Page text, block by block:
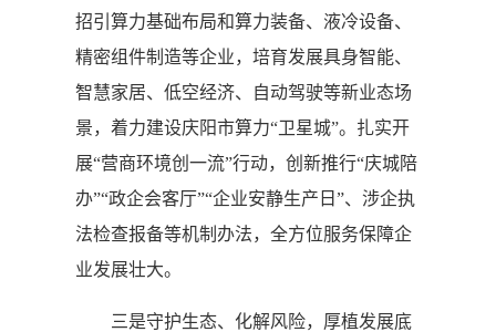
招引算力基础布局和算力装备、液冷设备、
精密组件制造等企业，培育发展具身智能、
智慧家居、低空经济、自动驾驶等新业态场
景，着力建设庆阳市算力“卫星城”。扎实开
展“营商环境创一流”行动，创新推行“庆城陪
办”“政企会客厅”“企业安静生产日”、涉企执
法检查报备等机制办法，全方位服务保障企
业发展壮大。
三是守护生态、化解风险，厚植发展底